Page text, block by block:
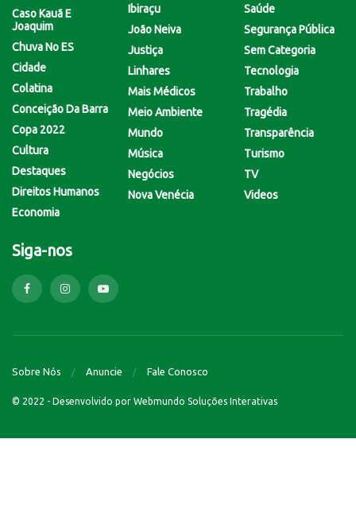
Caso Kauã E
Joaquim
Chuva No ES
Cidade
Colatina
Conceição Da Barra
Copa 2022
Cultura
Destaques
Direitos Humanos
Economia
Ibiraçu
João Neiva
Justiça
Linhares
Mais Médicos
Meio Ambiente
Mundo
Música
Negócios
Nova Venécia
Saúde
Segurança Pública
Sem Categoria
Tecnologia
Trabalho
Tragédia
Transparência
Turismo
TV
Videos
Siga-nos
Sobre Nós Anuncie Fale Conosco
© 2022 - Desenvolvido por Webmundo Soluções Interativas